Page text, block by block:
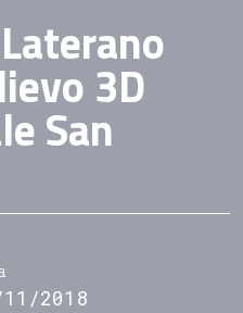
3D
San
2018